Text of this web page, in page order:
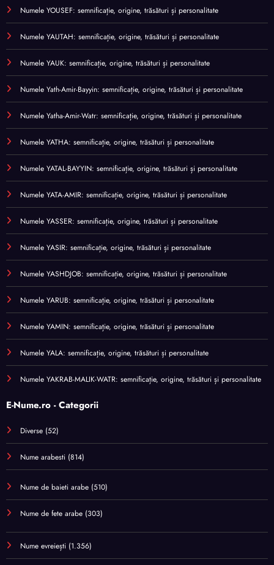
Numele YOUSEF: semnificație, origine, trăsături și personalitate
Numele YAUTAH: semnificație, origine, trăsături și personalitate
Numele YAUK: semnificație, origine, trăsături și personalitate
Numele Yath-Amir-Bayyin: semnificație, origine, trăsături și personalitate
Numele Yatha-Amir-Watr: semnificație, origine, trăsături și personalitate
Numele YATHA: semnificație, origine, trăsături și personalitate
Numele YATAL-BAYYIN: semnificație, origine, trăsături și personalitate
Numele YATA-AMIR: semnificație, origine, trăsături și personalitate
Numele YASSER: semnificație, origine, trăsături și personalitate
Numele YASIR: semnificație, origine, trăsături și personalitate
Numele YASHDJOB: semnificație, origine, trăsături și personalitate
Numele YARUB: semnificație, origine, trăsături și personalitate
Numele YAMIN: semnificație, origine, trăsături și personalitate
Numele YALA: semnificație, origine, trăsături și personalitate
Numele YAKRAB-MALIK-WATR: semnificație, origine, trăsături și personalitate
E-Nume.ro - Categorii
Diverse (52)
Nume arabesti (814)
Nume de baieti arabe (510)
Nume de fete arabe (303)
Nume evreiești (1.356)